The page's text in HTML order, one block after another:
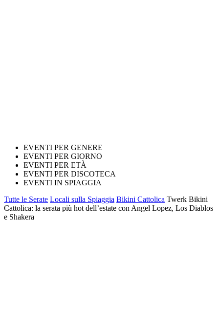
EVENTI PER GENERE
EVENTI PER GIORNO
EVENTI PER ETÀ
EVENTI PER DISCOTECA
EVENTI IN SPIAGGIA
Tutte le Serate Locali sulla Spiaggia Bikini Cattolica Twerk Bikini
Cattolica: la serata più hot dell’estate con Angel Lopez, Los Diablos
e Shakera